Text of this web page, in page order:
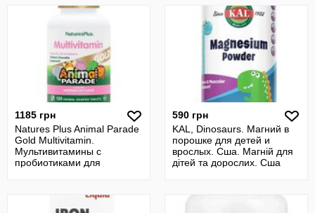
1185 грн
Natures Plus Animal Parade
Gold Multivitamin.
Мультивитамины с
пробиотиками для
590 грн
KAL, Dinosaurs. Магний в
порошке для детей и
врослых. Сша. Магній для
дітей та дорослих. Сша